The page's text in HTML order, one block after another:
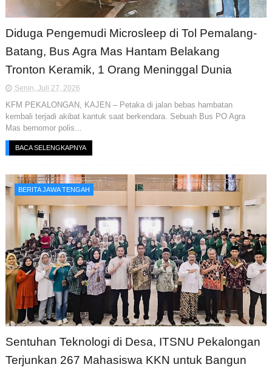
Diduga Pengemudi Microsleep di Tol Pemalang-
Batang, Bus Agra Mas Hantam Belakang
Tronton Keramik, 1 Orang Meninggal Dunia
Senin, Juli 27, 2026
KFM PEKALONGAN, KAJEN – Petaka di jalan bebas hambatan
kembali terjadi akibat kantuk saat berkendara. Sebuah Bus PO Agra
Mas bernomor polis...
BACA SELENGKAPNYA
BERITA JAWA TENGAH
Sentuhan Teknologi di Desa, ITSNU Pekalongan
Terjunkan 267 Mahasiswa KKN untuk Bangun